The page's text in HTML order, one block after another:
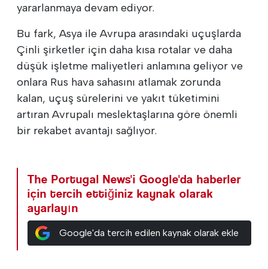
yararlanmaya devam ediyor.
Bu fark, Asya ile Avrupa arasındaki uçuşlarda
Çinli şirketler için daha kısa rotalar ve daha
düşük işletme maliyetleri anlamına geliyor ve
onlara Rus hava sahasını atlamak zorunda
kalan, uçuş sürelerini ve yakıt tüketimini
artıran Avrupalı meslektaşlarına göre önemli
bir rekabet avantajı sağlıyor.
The Portugal News'i Google'da haberler
için tercih ettiğiniz kaynak olarak
ayarlayın
Google'da tercih edilen kaynak olarak ekle